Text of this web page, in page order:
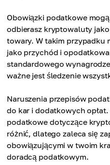
Obowiązki podatkowe
odbierasz kryptowaluty jako
towary. W takim przypadku
jako przychód i
standardowego
ważne jest śledzenie
Naruszenia przepisów
do kar i dodatkowych
podatkowe dotyczące
różnić, dlatego zaleca się
obowiązującymi w twoim
doradcą podatkowym.